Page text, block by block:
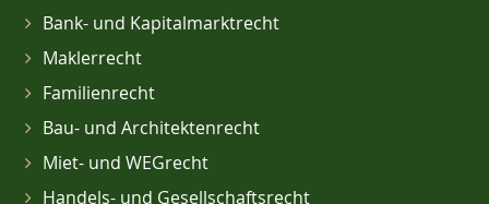
Bank- und Kapitalmarktrecht
Maklerrecht
Familienrecht
Bau- und Architektenrecht
Miet- und WEGrecht
Handels- und Gesellschaftsrecht